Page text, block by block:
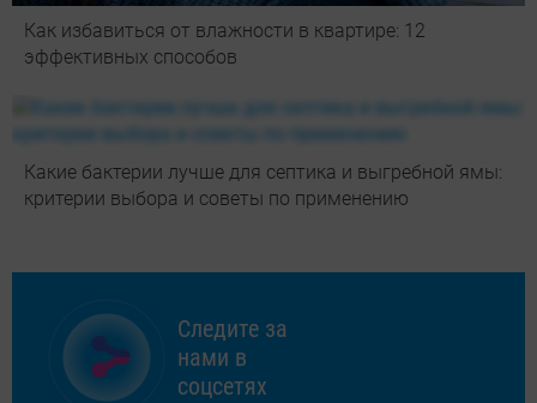
Как избавиться от влажности в квартире: 12
эффективных способов
Какие бактерии лучше для септика и выгребной ямы:
критерии выбора и советы по применению
Следите за
нами в
соцсетях